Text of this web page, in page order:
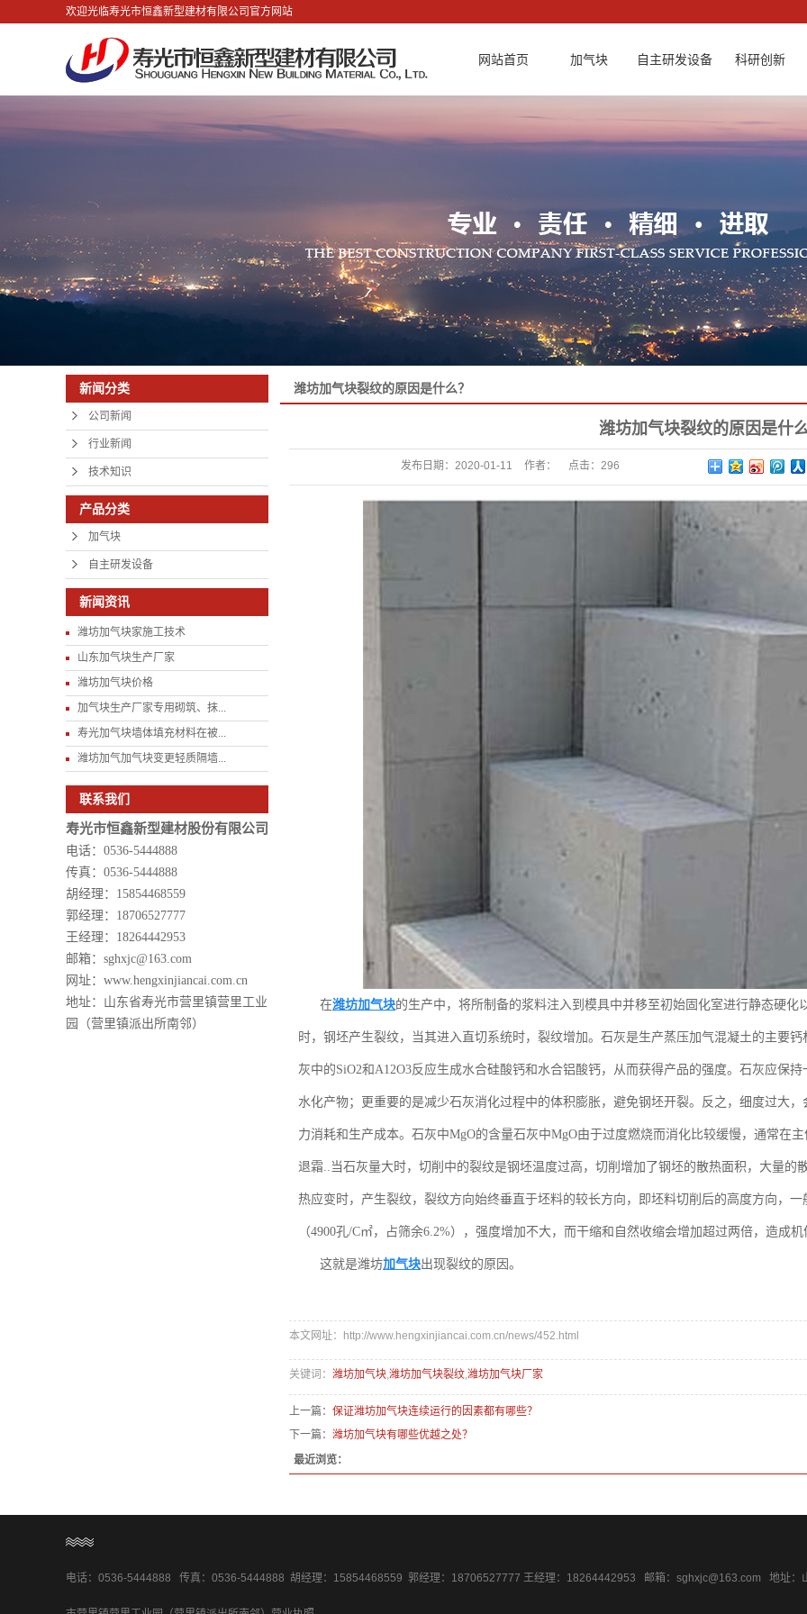
欢迎光临寿光市恒鑫新型建材有限公司官方网站
网站首页 加气块
120mm240
200mm240
240mm240
300mm240
自主研发设备
料浆破碎机
切割改进型
切割机双轴
科研创新
加气块节能
新闻分类
公司新闻
行业新闻
技术知识
产品分类
加气块
自主研发设备
新闻资讯
潍坊加气块家施工技术
山东加气块生产厂家
潍坊加气块价格
加气块生产厂家专用砌筑、抹...
寿光加气块墙体填充材料在被...
潍坊加气加气块变更轻质隔墙...
联系我们
寿光市恒鑫新型建材股份有限公司
电话：0536-5444888
传真：0536-5444888
胡经理：15854468559
郭经理：18706527777
王经理：18264442953
邮箱：sghxjc@163.com
网址：www.hengxinjiancai.com.cn
地址：山东省寿光市营里镇营里工业
园（营里镇派出所南邻）
潍坊加气块裂纹的原因是什么？
潍坊加气块裂纹的原因是什
发布日期： 2020-01-11 作者： 点击： 296
在潍坊加气块的生产中，将所制备的浆料注入到模具中并移至初始固化室进行静态硬
时，钢坯产生裂纹，当其进入直切系统时，裂纹增加。石灰是生产蒸压加气混凝土的主要
灰中的SiO2和A12O3反应生成水合硅酸钙和水合铝酸钙，从而获得产品的强度。石灰应保
水化产物；更重要的是减少石灰消化过程中的体积膨胀，避免钢坯开裂。反之，细度过大
力消耗和生产成本。石灰中MgO的含量石灰中MgO由于过度燃烧而消化比较缓慢，通常在
退霜..当石灰量大时，切削中的裂纹是钢坯温度过高，切削增加了钢坯的散热面积，大量
热应变时，产生裂纹，裂纹方向始终垂直于坯料的较长方向，即坯料切削后的高度方向，
（4900孔/C㎡，占筛余6.2%），强度增加不大，而干缩和自然收缩会增加超过两倍，造成
这就是潍坊加气块出现裂纹的原因。
本文网址：http://www.hengxinjiancai.com.cn/news/452.html
关键词： 潍坊加气块,潍坊加气块裂纹,潍坊加气块厂家
上一篇： 保证潍坊加气块连续运行的因素都有哪些？
下一篇： 潍坊加气块有哪些优越之处？
最近浏览：
电话：0536-5444888 传真：0536-5444888 胡经理：15854468559 郭经理：18706527777 王经理：18264442953 邮箱：sghxjc@163.com 地址：